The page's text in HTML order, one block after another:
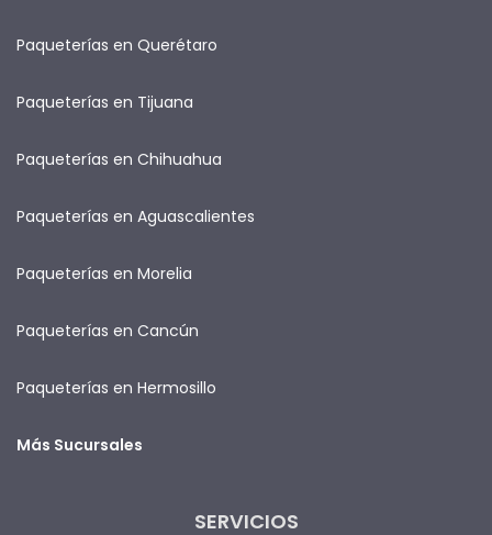
Paqueterías en Querétaro
Paqueterías en Tijuana
Paqueterías en Chihuahua
Paqueterías en Aguascalientes
Paqueterías en Morelia
Paqueterías en Cancún
Paqueterías en Hermosillo
Más Sucursales
SERVICIOS